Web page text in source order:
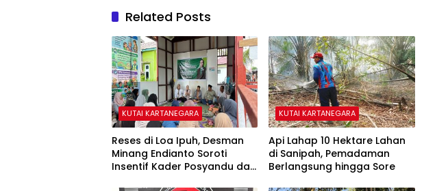
Related Posts
KUTAI KARTANEGARA
Reses di Loa Ipuh, Desman
Minang Endianto Soroti
Insentif Kader Posyandu dan
KUTAI KARTANEGARA
Api Lahap 10 Hektare Lahan
di Sanipah, Pemadaman
Berlangsung hingga Sore